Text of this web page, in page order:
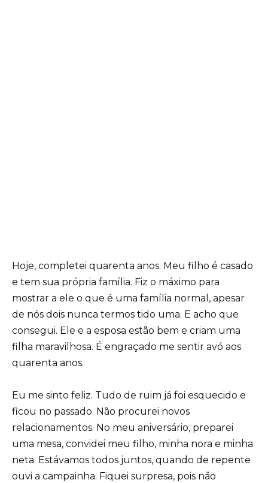
Hoje, completei quarenta anos. Meu filho é casado
e tem sua própria família. Fiz o máximo para
mostrar a ele o que é uma família normal, apesar
de nós dois nunca termos tido uma. E acho que
consegui. Ele e a esposa estão bem e criam uma
filha maravilhosa. É engraçado me sentir avó aos
quarenta anos.
Eu me sinto feliz. Tudo de ruim já foi esquecido e
ficou no passado. Não procurei novos
relacionamentos. No meu aniversário, preparei
uma mesa, convidei meu filho, minha nora e minha
neta. Estávamos todos juntos, quando de repente
ouvi a campainha. Fiquei surpresa, pois não